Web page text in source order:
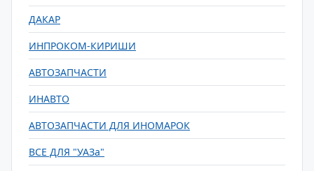
ДАКАР
ИНПРОКОМ-КИРИШИ
АВТОЗАПЧАСТИ
ИНАВТО
АВТОЗАПЧАСТИ ДЛЯ ИНОМАРОК
ВСЕ ДЛЯ "УАЗа"